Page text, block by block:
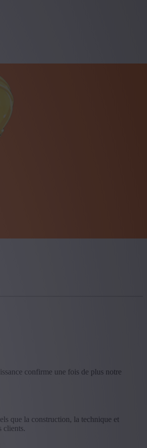
confirme une fois de plus notre
que la construction, la technique et
clients.